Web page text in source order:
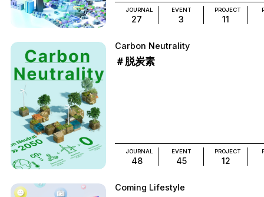
JOURNAL
27
EVENT
3
PROJECT
11
Carbon Neutrality
＃脱炭素
JOURNAL
48
EVENT
45
PROJECT
12
Coming Lifestyle